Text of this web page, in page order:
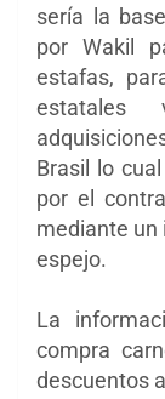
sería la
por Wakil
estafas,
estatales
Brasil lo
por el
mediante un
espejo.
La
compra
descuentos